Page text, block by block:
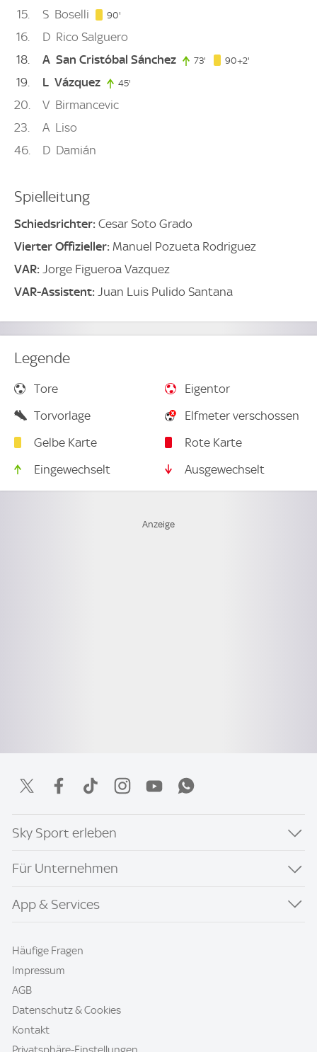
15 S Boselli 90'
16 D Rico Salguero
18
A San Cristóbal Sánchez 73' 73. minute
90+2'
19 L Vázquez 45'
20 V Birmancevic
23
A Liso
46
D Damián
Spielleitung
Schiedsrichter: Cesar Soto Grado
Vierter Offizieller: Manuel Pozueta Rodriguez
VAR: Jorge Figueroa Vazquez
VAR-Assistent: Juan Luis Pulido Santana
Legende
Tore
Eigentor
Torvorlage
Elfmeter verschossen
Gelbe Karte
Rote Karte
Eingewechselt
Ausgewechselt
Sky Sport erleben
Für Unternehmen
App & Services
Häufige Fragen
Impressum
AGB
Datenschutz & Cookies
Kontakt